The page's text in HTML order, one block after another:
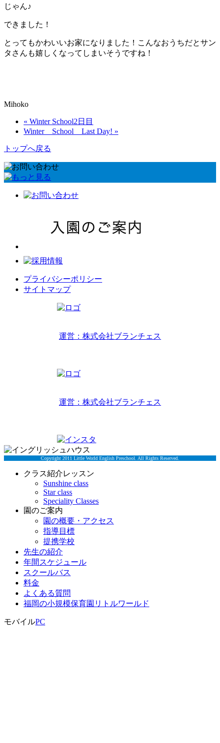
じゃん♪
できました！
とってもかわいいお家になりました！こんなおうちだとサン
タさんも嬉しくなってしまいそうですね！
Mihoko
« Winter School2日目
Winter School Last Day! »
トップへ戻る
プライバシーポリシー
サイトマップ
運営：株式会社ブランチェス
運営：株式会社ブランチェス
Copyright 2011 Little World English Preschool. All Rights Reserved.
クラス紹介レッスン
Sunshine class
Star class
Speciality Classes
園のご案内
園の概要・アクセス
指導目標
提携学校
先生の紹介
年間スケジュール
スクールバス
料金
よくある質問
福岡の小規模保育園リトルワールド
モバイルPC